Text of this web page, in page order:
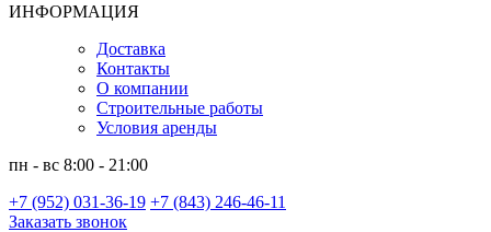
ИНФОРМАЦИЯ
Доставка
Контакты
О компании
Строительные работы
Условия аренды
пн - вс 8:00 - 21:00
+7 (952) 031-36-19 +7 (843) 246-46-11
Заказать звонок